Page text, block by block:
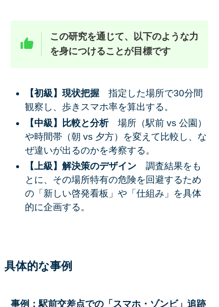
この研究を通じて、以下のような力
を身につけることが目標です
【初級】現状把握 指定した場所で30分間
観察し、歩きスマホ率を算出する。
【中級】比較と分析 場所（駅前 vs 公園）
や時間帯（朝 vs 夕方）を変えて比較し、な
ぜ違いが出るのかを考察する。
【上級】解決策のデザイン 調査結果をも
とに、その場所特有の危険を回避するため
の「新しい啓発看板」や「仕組み」を具体
的に企画する。
具体的な事例
事例：駅前交差点での「スマホ・ゾンビ」追跡